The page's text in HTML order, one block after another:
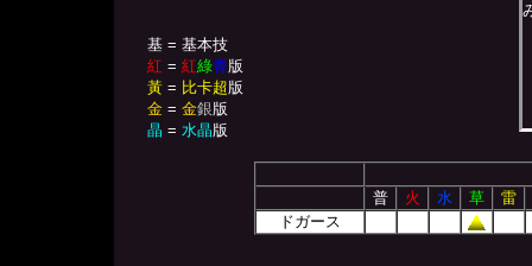
基 = 基本技
紅 = 紅綠青版
黃= 比卡超 版
金= 金銀 版
晶 = 水晶 版
普 火 水 草
雷
ドガース